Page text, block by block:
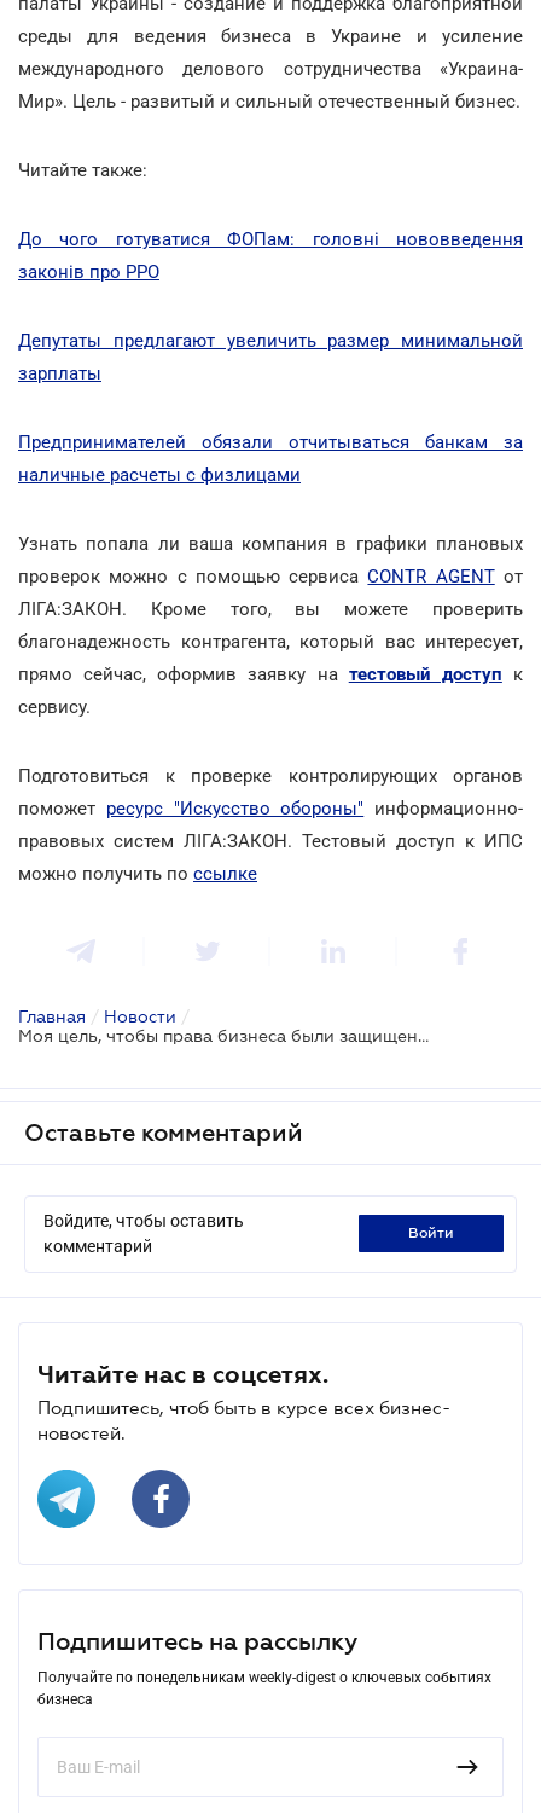
среды для ведения бизнеса в Украине и усиление
международного делового сотрудничества «Украина-
Мир». Цель - развитый и сильный отечественный бизнес.
Читайте также:
До чого готуватися ФОПам: головні нововведення
законів про РРО
Депутаты предлагают увеличить размер минимальной
зарплаты
Предпринимателей обязали отчитываться банкам за
наличные расчеты с физлицами
Узнать попала ли ваша компания в графики плановых
проверок можно с помощью сервисаCONTR AGENTот
ЛІГА:ЗАКОН. Кроме того, вы можете проверить
благонадежность контрагента, который вас интересует,
прямо сейчас, оформив заявку на тестовый доступ
к
сервису.
Подготовиться к проверке контролирующих органов
поможет ресурс "Искусство обороны" информационно-
правовых систем ЛІГА:ЗАКОН. Тестовый доступ к ИПС
можно получить по ссылке
Главная / Новости /
Моя цель, чтобы права бизнеса были защищены - Алексей Гончарук
Оставьте комментарий
Войдите, чтобы оставить
комментарий
войти
Читайте нас в соцсетях.
Подпишитесь, чтоб быть в курсе всех бизнес-
новостей.
Подпишитесь на рассылку
Получайте по понедельникам weekly-digest о ключевых событиях
бизнеса